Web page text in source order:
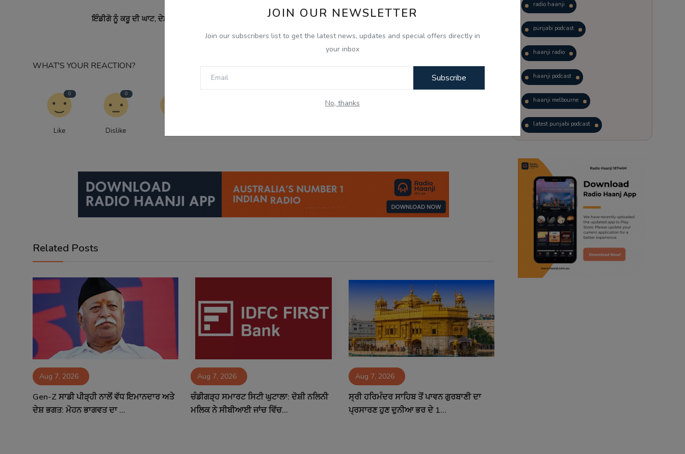
JOIN OUR NEWSLETTER
Join our subscribers list to get the latest news, updates and special offers directly in
your inbox
Subscribe
No, thanks
ਇੰਡੀਗੋ ਨੂੰ ਕਰੂ ਦੀ ਘਾਟ, ਦੇਸ਼ ਭਰ ਵਿੱਚ 70 ਤੋਂ ਵੱਧ ਉਡਾਣਾਂ ਰੱਦ
Gen-Z ਸਾਡੀ ਪੀੜ੍ਹੀ ਨਾਲੋਂ ਵੱਧ ਇਮਾਨਦਾਰ ਅਤੇ ਦੇਸ਼ ਭਗਤ: ਮੋਹਨ ਭਾਗਵਤ ਦਾ
WHAT'S YOUR REACTION?
0
Like
0
Dislike
Related Posts
Aug 7, 2026
Gen-Z ਸਾਡੀ ਪੀੜ੍ਹੀ ਨਾਲੋਂ ਵੱਧ ਇਮਾਨਦਾਰ ਅਤੇ
ਦੇਸ਼ ਭਗਤ: ਮੋਹਨ ਭਾਗਵਤ ਦਾ ...
Aug 7, 2026
ਚੰਡੀਗੜ੍ਹ ਸਮਾਰਟ ਸਿਟੀ ਘੁਟਾਲਾ: ਦੋਸ਼ੀ ਨਲਿਨੀ
ਮਲਿਕ ਨੇ ਸੀਬੀਆਈ ਜਾਂਚ ਵਿੱਚ...
Aug 7, 2026
ਸ੍ਰੀ ਹਰਿਮੰਦਰ ਸਾਹਿਬ ਤੋਂ ਪਾਵਨ ਗੁਰਬਾਣੀ ਦਾ
ਪ੍ਰਸਾਰਣ ਹੁਣ ਦੁਨੀਆ ਭਰ ਦੇ 1...
radio haanji
punjabi podcast
haanji radio
haanji podcast
haanji melbourne
latest punjabi podcast
trending punjabi podcast
ranjodh singh
punjabi podcast australia
radio haanji updates
punjabi kahani